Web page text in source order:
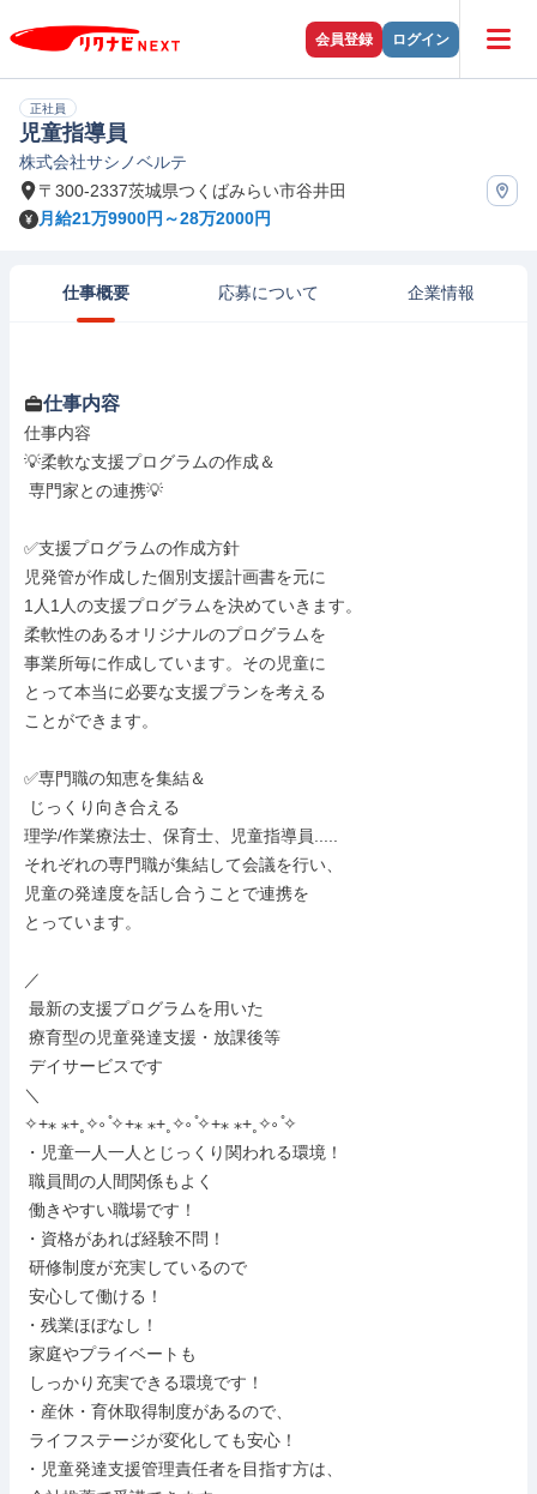
会員登録 ログイン
正社員
児童指導員
株式会社サシノベルテ
〒300-2337茨城県つくばみらい市谷井田
月給21万9900円～28万2000円
仕事概要 応募について 企業情報
仕事内容
仕事内容
💡柔軟な支援プログラムの作成＆
✅支援プログラムの作成方針
児発管が作成した個別支援計画書を元に
1人1人の支援プログラムを決めていきます。
柔軟性のあるオリジナルのプログラムを
事業所毎に作成しています。その児童に
とって本当に必要な支援プランを考える
ことができます。
✅専門職の知恵を集結＆
理学/作業療法士、保育士、児童指導員.....
それぞれの専門職が集結して会議を行い、
児童の発達度を話し合うことで連携を
とっています。
／
＼
✧+⁎ ⁎+˳✧༚ ̊✧+⁎ ⁎+˳✧༚ ̊✧+⁎ ⁎+˳✧༚ ̊✧
・児童一人一人とじっくり関われる環境！
・資格があれば経験不問！
・残業ほぼなし！
・産休・育休取得制度があるので、
・児童発達支援管理責任者を目指す方は、